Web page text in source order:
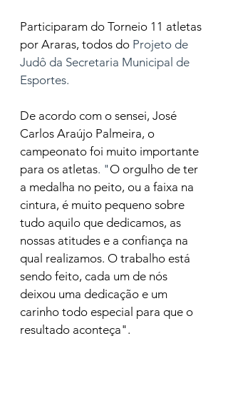
Participaram do Torneio 11 atletas
por Araras, todos do Projeto de
Judô da Secretaria Municipal de
Esportes.
De acordo com o sensei, José
Carlos Araújo Palmeira, o
campeonato foi muito importante
para os atletas. "O orgulho de ter
a medalha no peito, ou a faixa na
cintura, é muito pequeno sobre
tudo aquilo que dedicamos, as
nossas atitudes e a confiança na
qual realizamos. O trabalho está
sendo feito, cada um de nós
deixou uma dedicação e um
carinho todo especial para que o
resultado aconteça".